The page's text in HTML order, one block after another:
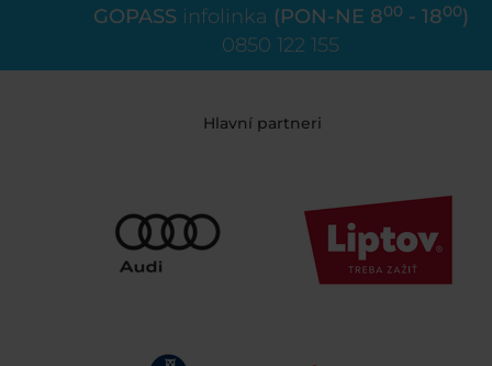
GOPASS infolinka (PON-NE 800 - 1800)
0850 122 155
Hlavní partneri